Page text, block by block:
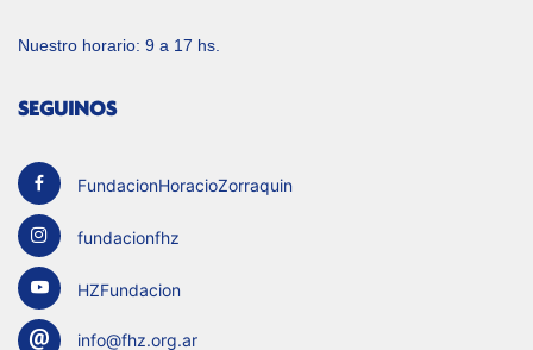
Nuestro horario: 9 a 17 hs.
SEGUINOS
FundacionHoracioZorraquin
fundacionfhz
HZFundacion
info@fhz.org.ar